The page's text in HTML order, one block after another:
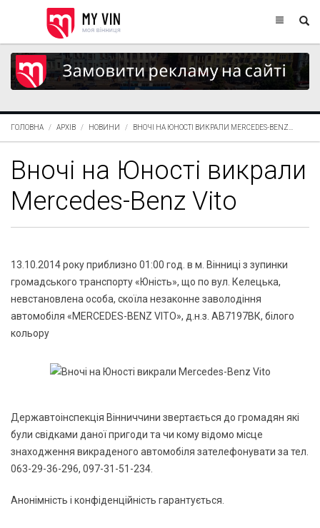
ГОЛОВНА АРХІВ НОВИНИ ВНОЧІ НА ЮНОСТІ ВИКРАЛИ MERCEDES-BENZ...
Вночі на Юності викрали
Mercedes-Benz Vito
13.10.2014 року приблизно 01:00 год. в м. Вінниці з зупинки
громадського транспорту «Юність», що по вул. Келецька,
невстановлена особа, скоїла незаконне заволодіння
автомобіля «MERCEDES-BENZ VITO», д.н.з. АВ7197ВК, білого
кольору
Державтоінспекція Вінниччини звертається до громадян які
були свідками даної пригоди та чи кому відомо місце
знаходження викраденого автомобіля зателефонувати за тел.
063-29-36-296, 097-31-51-234.
Анонімність і конфіденційність гарантується.